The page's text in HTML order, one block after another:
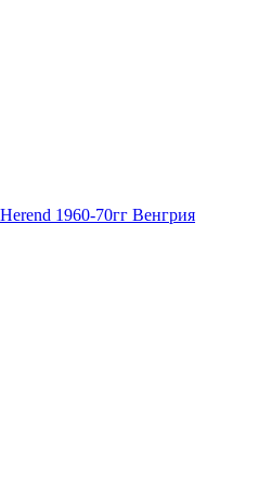
1960-70гг Венгрия